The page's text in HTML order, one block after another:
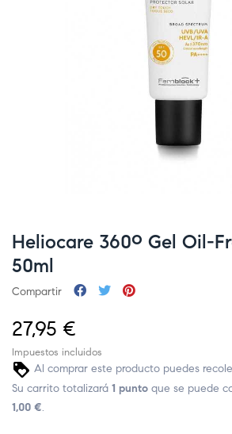
Heliocare 360º Gel Oil-
50ml
Compartir
27,95 €
Impuestos incluidos
Al comprar este producto puedes
Su carrito totalizará 1 punto que se puede
1,00 €.